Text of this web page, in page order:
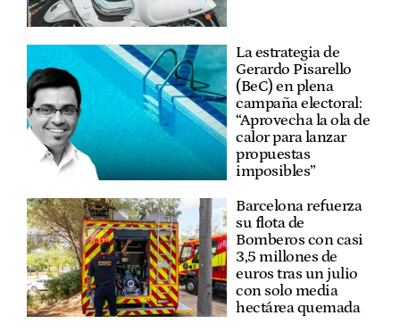
La estrategia de
Gerardo Pisarello
(BeC) en plena
campaña electoral:
“Aprovecha la ola de
calor para lanzar
propuestas
imposibles”
Barcelona refuerza
su flota de
Bomberos con casi
3,5 millones de
euros tras un julio
con solo media
hectárea quemada